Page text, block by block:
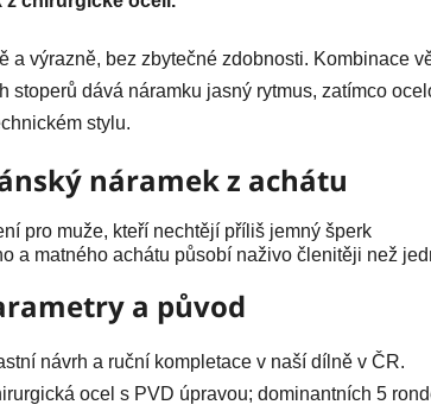
a výrazně, bez zbytečné zdobnosti. Kombinace
stoperů dává náramku jasný rytmus, zatímco
stylu.
náramek z achátu
pro muže, kteří nechtějí příliš jemný šperk
a matného achátu působí naživo členitěji než
a původ
návrh a ruční kompletace v naší dílně v ČR.
ocel s PVD úpravou; dominantních 5